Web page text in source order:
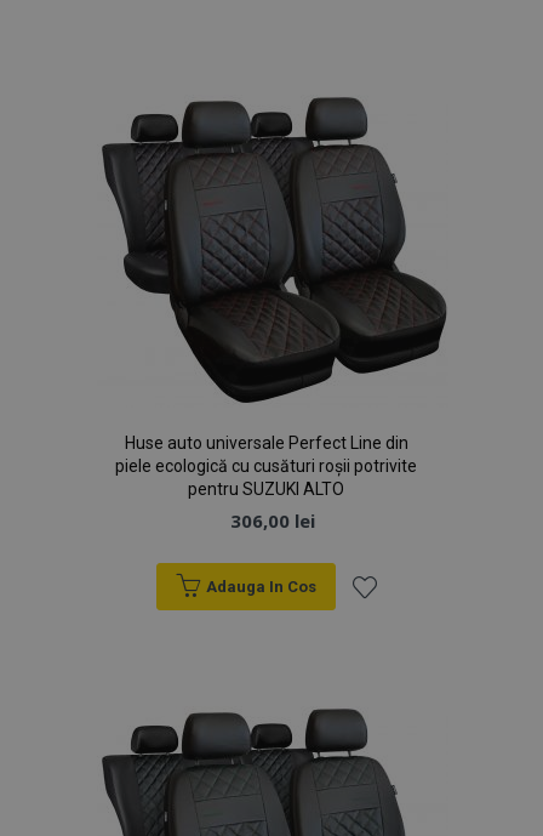
Dorințe
Huse auto universale Perfect Line din
piele ecologică cu cusături roșii potrivite
pentru SUZUKI ALTO
306,00 lei
Adauga In Cos
Dorințe